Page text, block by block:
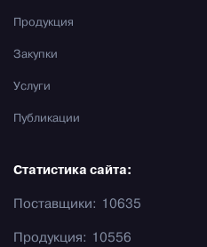
Продукция
Закупки
Услуги
Публикации
Статистика сайта:
Поставщики: 10635
Продукция: 10556